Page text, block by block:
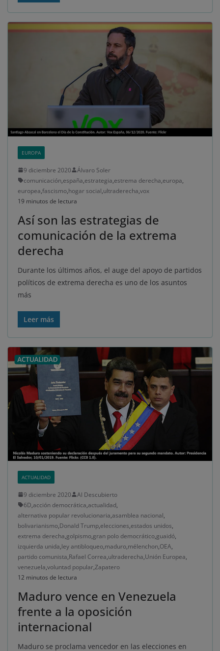
EUROPA
9 diciembre 2020
Álvaro Soler
comunicación,españa,estrategia,estrema derecha,europa,
europea,fascismo,hogar social,ultraderecha,vox
19 minutos de lectura
Así son las estrategias de
comunicación de la extrema
derecha
Durante los últimos años, el auge del apoyo de partidos
políticos de extrema derecha es uno de los asuntos
más
Leer más
ACTUALIDAD
9 diciembre 2020
Al Descubierto
6D,acción democrática,actualidad,
alternativa popular revolucionaria,asamblea nacional,
bolivarianismo,Donald Trump,elecciones,estados unidos,
extrema derecha,golpismo,gran polo democrático,guaidó,
izquierda unida,ley antibloqueo,maduro,mélenchon,OEA,
partido comunista,Rafael Correa,ultraderecha,Unión Europea,
venezuela,voluntad popular,Zapatero
12 minutos de lectura
Maduro vence en Venezuela
frente a la oposición
internacional
Maduro se proclama vencedor en las elecciones en